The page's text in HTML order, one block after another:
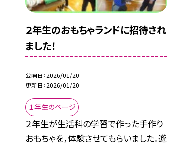
２年生のおもちゃランドに招待され
ました！
公開日 2026/01/20
更新日 2026/01/20
１年生のページ
２年生が生活科の学習で作った手作り
おもちゃを，体験させてもらいました。遊